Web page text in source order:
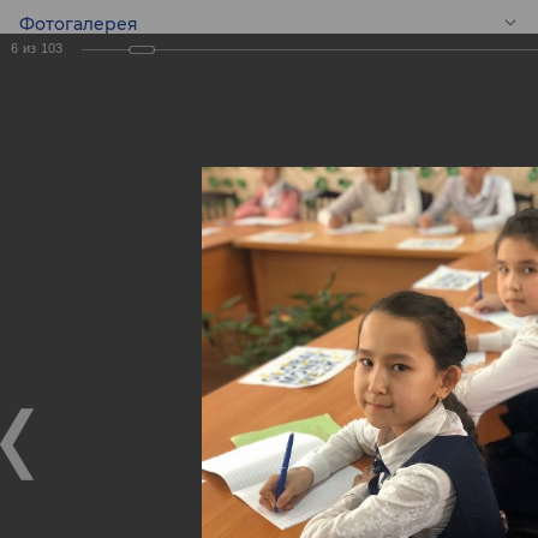
Фотогалерея
Конкурс эссе среди
школьников -
Global Money Week!
Конкурс эссе среди школьников - Global Money Week!
6 из 103